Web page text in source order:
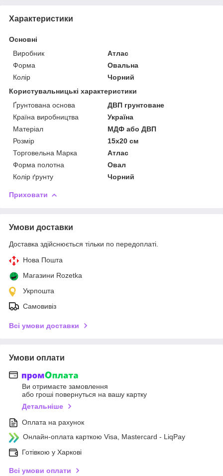
Характеристики
Основні
Виробник
Атлас
Форма
Овальна
Колір
Чорний
Користувальницькі характеристики
Ґрунтована основа
ДВП грунтоване
Країна виробництва
Україна
Матеріал
МДФ або ДВП
Розмір
15х20 см
Торговельна Марка
Атлас
Форма полотна
Овал
Колір ґрунту
Чорний
Приховати
Умови доставки
Доставка здійснюється тільки по передоплаті.
Нова Пошта
Магазини Rozetka
Укрпошта
Самовивіз
Всі умови доставки
Умови оплати
Ви отримаєте замовлення
або гроші повернуться на вашу картку
Детальніше
Оплата на рахунок
Онлайн-оплата карткою Visa, Mastercard - LiqPay
Готівкою у Харкові
Всі умови оплати